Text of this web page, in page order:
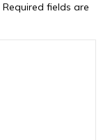
Required fields are